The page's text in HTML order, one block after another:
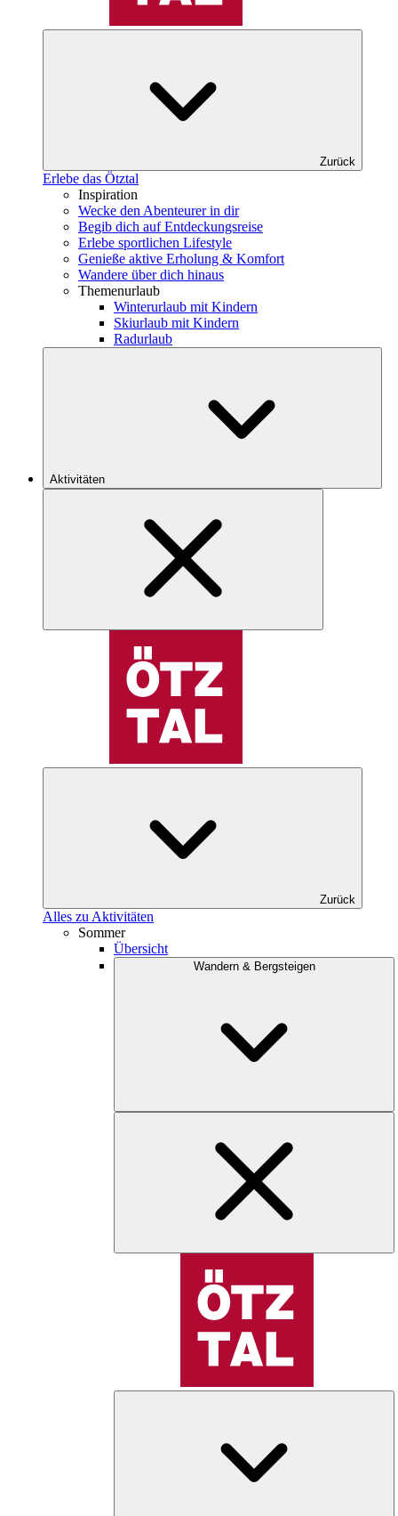
Zurück
Erlebe das Ötztal
Inspiration
Wecke den Abenteurer in dir
Begib dich auf Entdeckungsreise
Erlebe sportlichen Lifestyle
Genieße aktive Erholung & Komfort
Wandere über dich hinaus
Themenurlaub
Winterurlaub mit Kindern
Skiurlaub mit Kindern
Radurlaub
Aktivitäten
Zurück
Alles zu Aktivitäten
Sommer
Übersicht
Wandern & Bergsteigen